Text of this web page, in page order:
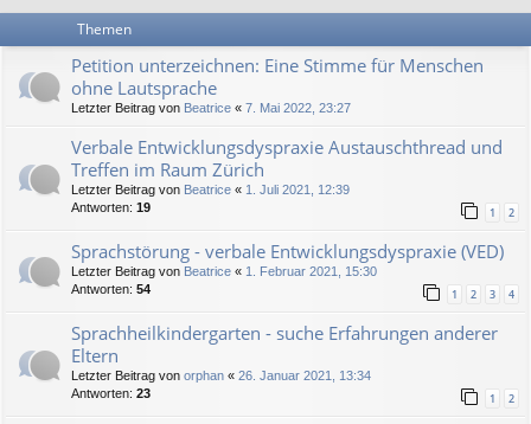
Themen
Petition unterzeichnen: Eine Stimme für Menschen
ohne Lautsprache
Letzter Beitrag von Beatrice « 7. Mai 2022, 23:27
Verbale Entwicklungsdyspraxie Austauschthread und
Treffen im Raum Zürich
Letzter Beitrag von Beatrice « 1. Juli 2021, 12:39
Antworten: 19 1 2
Sprachstörung - verbale Entwicklungsdyspraxie (VED)
Letzter Beitrag von Beatrice « 1. Februar 2021, 15:30
Antworten: 54 1 2 3 4
Sprachheilkindergarten - suche Erfahrungen anderer
Eltern
Letzter Beitrag von orphan « 26. Januar 2021, 13:34
Antworten: 23 1 2